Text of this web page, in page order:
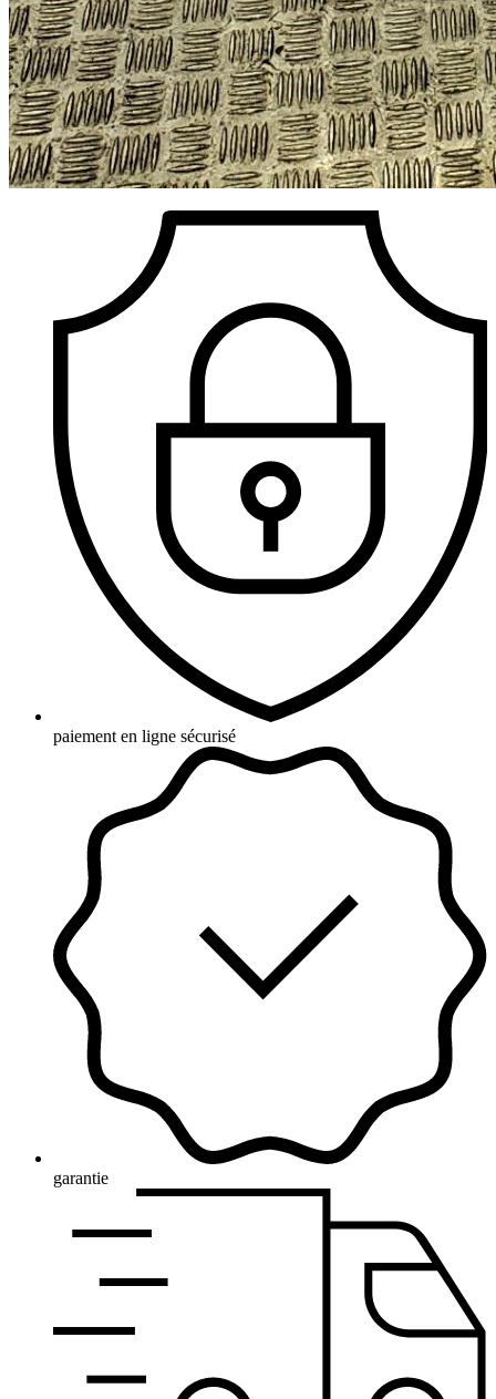
paiement en ligne sécurisé
garantie